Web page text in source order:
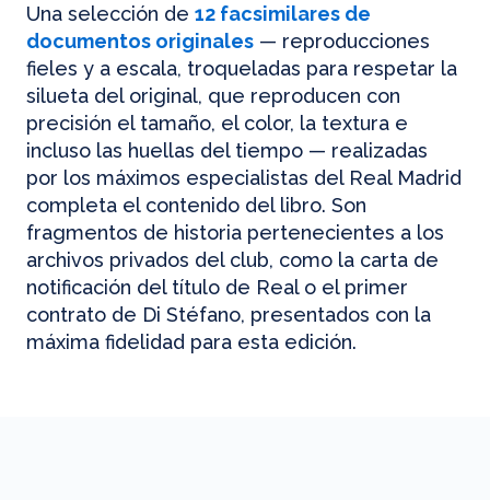
Una selección de 12 facsimilares de
documentos originales — reproducciones
fieles y a escala, troqueladas para respetar la
silueta del original, que reproducen con
precisión el tamaño, el color, la textura e
incluso las huellas del tiempo — realizadas
por los máximos especialistas del Real Madrid
completa el contenido del libro. Son
fragmentos de historia pertenecientes a los
archivos privados del club, como la carta de
notificación del título de Real o el primer
contrato de Di Stéfano, presentados con la
máxima fidelidad para esta edición.